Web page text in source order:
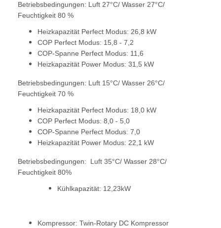
Betriebsbedingungen: Luft 27°C/ Wasser 27°C/
Feuchtigkeit 80 %
Heizkapazität Perfect Modus: 26,8 kW
COP Perfect Modus: 15,8 - 7,2
COP-Spanne Perfect Modus: 11,6
Heizkapazität Power Modus: 31,5 kW
Betriebsbedingungen: Luft 15°C/ Wasser 26°C/
Feuchtigkeit 70 %
Heizkapazität Perfect Modus: 18,0 kW
COP Perfect Modus: 8,0 - 5,0
COP-Spanne Perfect Modus: 7,0
Heizkapazität Power Modus: 22,1 kW
Betriebsbedingungen: Luft 35°C/ Wasser 28°C/
Feuchtigkeit 80%
Kühlkapazität: 12,23kW
Kompressor: Twin-Rotary DC Kompressor